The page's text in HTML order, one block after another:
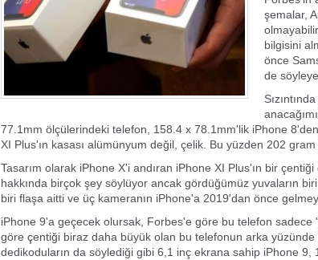
şemalar,
bilgisini
önce
de
77.1mm ölçülerindeki telefon, 158.4 x 78.1mm'lik iPhone
XI Plus'ın kasası alümünyum değil, çelik. Bu yüzden 202 gram
Tasarım olarak iPhone X'i andıran iPhone XI Plus'ın bir
hakkında birçok şey söylüyor ancak gördüğümüz yuvaların
biri flaşa aitti ve üç kameranın iPhone'a 2019'dan önce
iPhone 9'a geçecek olursak, Forbes'e göre bu telefon sadece
göre çentiği biraz daha büyük olan bu telefonun arka
dedikoduların da söylediği gibi 6,1 inç ekrana sahip iPhone 9,